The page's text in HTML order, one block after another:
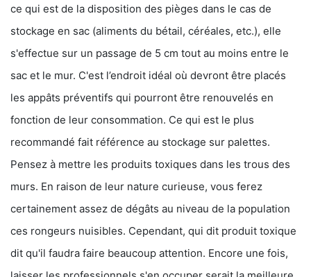
ce qui est de la disposition des pièges dans le cas de
stockage en sac (aliments du bétail, céréales, etc.), elle
s'effectue sur un passage de 5 cm tout au moins entre le
sac et le mur. C'est l’endroit idéal où devront être placés
les appâts préventifs qui pourront être renouvelés en
fonction de leur consommation. Ce qui est le plus
recommandé fait référence au stockage sur palettes.
Pensez à mettre les produits toxiques dans les trous des
murs. En raison de leur nature curieuse, vous ferez
certainement assez de dégâts au niveau de la population
ces rongeurs nuisibles. Cependant, qui dit produit toxique
dit qu'il faudra faire beaucoup attention. Encore une fois,